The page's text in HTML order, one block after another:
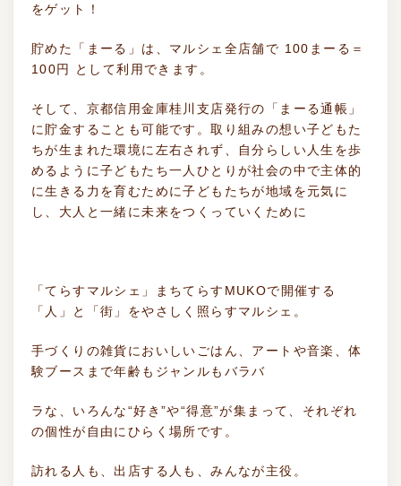
をゲット！
貯めた「まーる」は、マルシェ全店舗で 100まーる＝
100円 として利用できます。
そして、京都信用金庫桂川支店発行の「まーる通帳」
に貯金することも可能です。取り組みの想い子どもた
ちが生まれた環境に左右されず、自分らしい人生を歩
めるように子どもたち一人ひとりが社会の中で主体的
に生きる力を育むために子どもたちが地域を元気に
し、大人と一緒に未来をつくっていくために
「てらすマルシェ」まちてらすMUKOで開催する
「人」と「街」をやさしく照らすマルシェ。
手づくりの雑貨においしいごはん、アートや音楽、体
験ブースまで年齢もジャンルもバラバ
ラな、いろんな“好き”や“得意”が集まって、それぞれ
の個性が自由にひらく場所です。
訪れる人も、出店する人も、みんなが主役。